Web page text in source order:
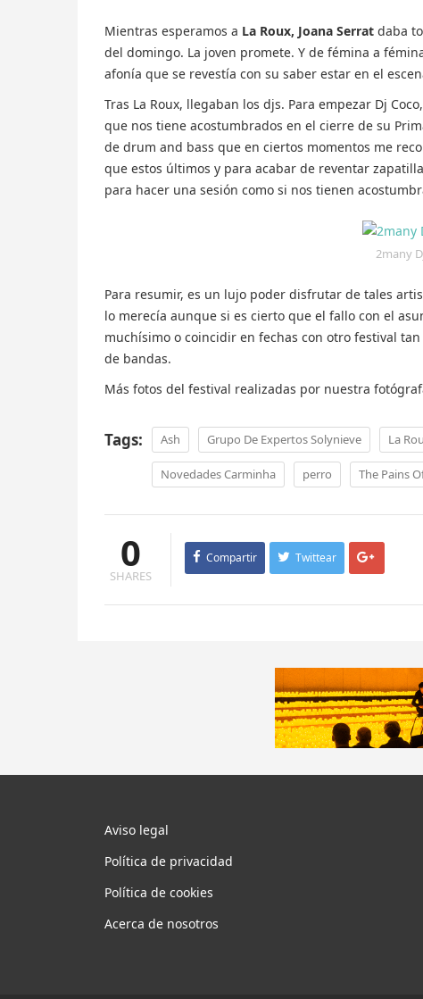
Mientras esperamos a La Roux, Joana Serrat daba
del domingo. La joven promete. Y de fémina a
afonía que se revestía con su saber estar en el
Tras La Roux, llegaban los djs. Para empezar Dj
que nos tiene acostumbrados en el cierre de su
de drum and bass que en ciertos momentos me
que estos últimos y para acabar de reventar
para hacer una sesión como si nos tienen
2many
Para resumir, es un lujo poder disfrutar de tales
lo merecía aunque si es cierto que el fallo con el
muchísimo o coincidir en fechas con otro festival
de bandas.
Más fotos del festival realizadas por nuestra
Tags: Ash Grupo De Expertos Solynieve La
Novedades Carminha perro The Pains
0
SHARES
Compartir Twittear
Aviso legal
Política de privacidad
Política de cookies
Acerca de nosotros